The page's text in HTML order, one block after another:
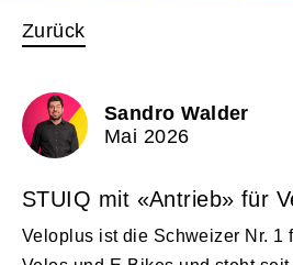
Zurück
STUIQ mit «Antrieb» für
Sandro Walder
Mai 2026
Veloplus ist die Schweizer Nr. 1